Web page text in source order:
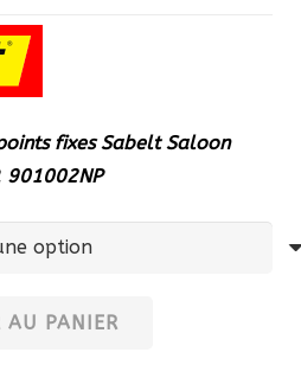
fixes Sabelt Saloon
901002NP
AU PANIER